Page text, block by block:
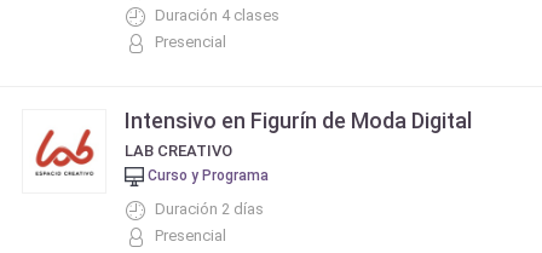
Duración 4 clases
Presencial
Intensivo en Figurín de Moda Digital
LAB CREATIVO
Curso y Programa
Duración 2 días
Presencial